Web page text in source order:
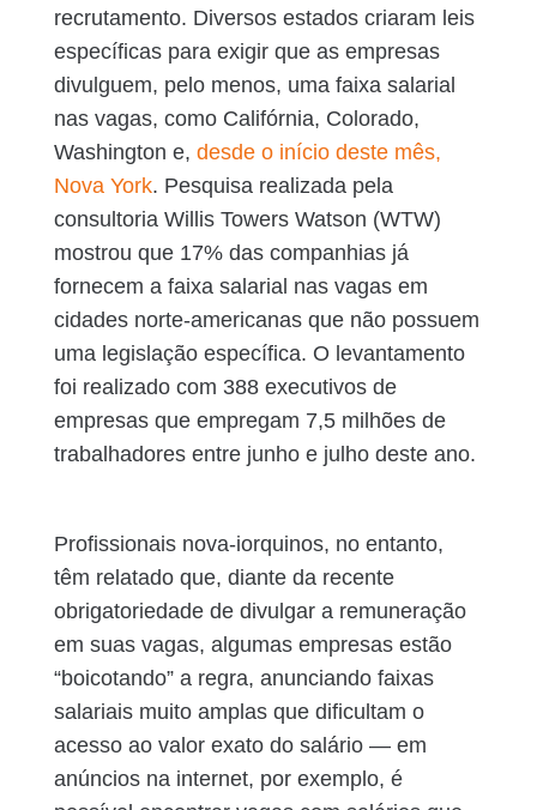
recrutamento. Diversos estados criaram leis
específicas para exigir que as empresas
divulguem, pelo menos, uma faixa salarial
nas vagas, como Califórnia, Colorado,
Washington e, desde o início deste mês,
Nova York. Pesquisa realizada pela
consultoria Willis Towers Watson (WTW)
mostrou que 17% das companhias já
fornecem a faixa salarial nas vagas em
cidades norte-americanas que não possuem
uma legislação específica. O levantamento
foi realizado com 388 executivos de
empresas que empregam 7,5 milhões de
trabalhadores entre junho e julho deste ano.
Profissionais nova-iorquinos, no entanto,
têm relatado que, diante da recente
obrigatoriedade de divulgar a remuneração
em suas vagas, algumas empresas estão
“boicotando” a regra, anunciando faixas
salariais muito amplas que dificultam o
acesso ao valor exato do salário — em
anúncios na internet, por exemplo, é